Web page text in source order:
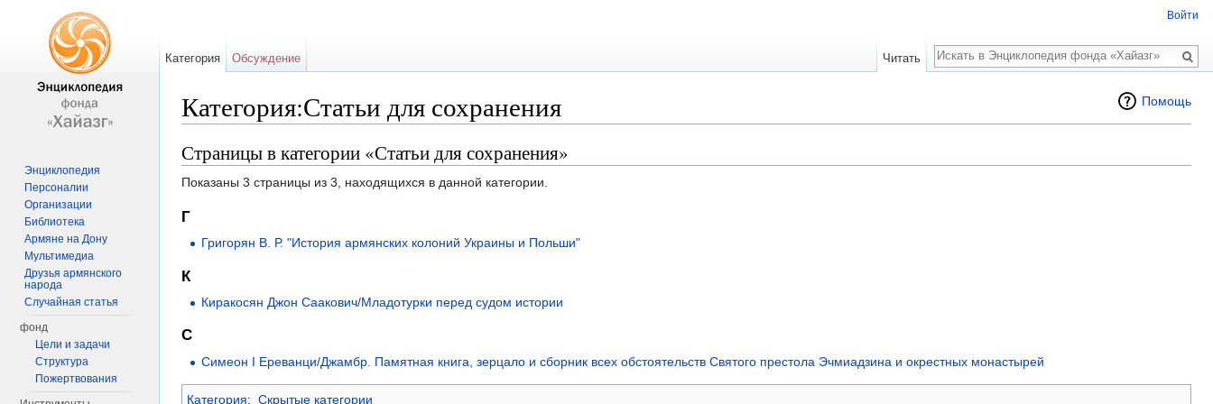
Помощь
Категория:Статьи для сохранения
Страницы в категории «Статьи для сохранения»
Показаны 3 страницы из 3, находящихся в данной категории.
Г
Григорян В. Р. "История армянских колоний Украины и Польши"
К
Киракосян Джон Саакович/Младотурки перед судом истории
С
Симеон I Ереванци/Джамбр. Памятная книга, зерцало и сборник всех обстоятельств Святого престола Эчмиадзина и окрестных монастырей
Категория: Скрытые категории
Войти
Категория Обсуждение Читать
Поиск
Энциклопедия
Персоналии
Организации
Библиотека
Армяне на Дону
Мультимедиа
Друзья армянского
народа
Случайная статья
фонд
Цели и задачи
Структура
Пожертвования